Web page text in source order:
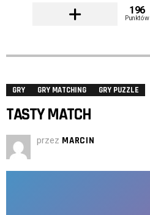
196
Punktów
GRY GRY MATCHING GRY PUZZLE
TASTY MATCH
przez MARCIN